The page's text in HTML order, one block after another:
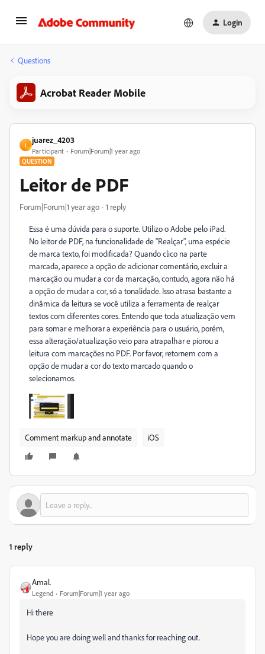
Login
Questions
Acrobat Reader Mobile
J
juarez_4203
Participant Forum|Forum|1 year ago
QUESTION
Leitor de PDF
Forum|Forum|1 year ago 1 reply
Essa é uma dúvida para o suporte. Utilizo o Adobe pelo iPad.
No leitor de PDF, na funcionalidade de "Realçar", uma espécie
de marca texto, foi modificada? Quando clico na parte
marcada, aparece a opção de adicionar comentário, excluir a
marcação ou mudar a cor da marcação, contudo, agora não há
a opção de mudar a cor, só a tonalidade. Isso atrasa bastante a
dinâmica da leitura se você utiliza a ferramenta de realçar
textos com diferentes cores. Entendo que toda atualização vem
para somar e melhorar a experiência para o usuário, porém,
essa alteração/atualização veio para atrapalhar e piorou a
leitura com marcações no PDF. Por favor, retornem com a
opção de mudar a cor do texto marcado quando o
selecionamos.
Comment markup and annotate iOS
1 reply
Amal.
Legend Forum|Forum|1 year ago
Hi there
Hope you are doing well and thanks for reaching out.